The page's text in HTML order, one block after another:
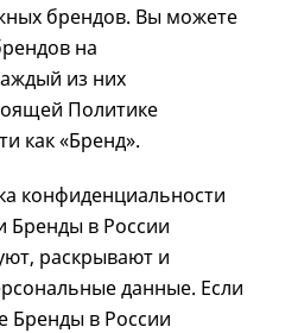
брендов. Вы можете
на
из них
Политике
как «Бренд».
конфиденциальности
Бренды в России
раскрывают и
данные. Если
Бренды в России